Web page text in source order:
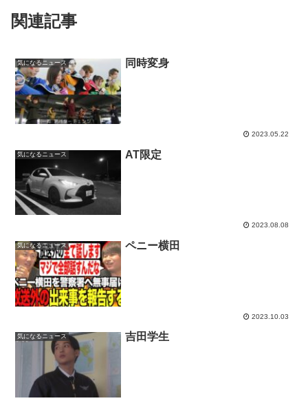
関連記事
気になるニュース 同時変身
2023.05.22
気になるニュース AT限定
2023.08.08
気になるニュース ペニー横田
2023.10.03
気になるニュース 吉田学生